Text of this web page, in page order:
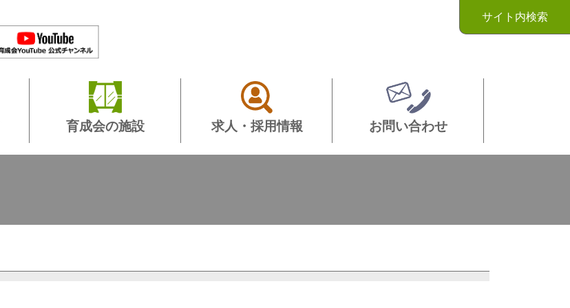
育成会の施設 求人・採用情報 お問い合わせ
サイト内検索